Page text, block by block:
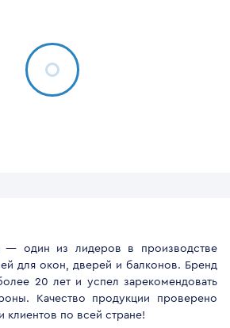
— один из лидеров в производстве
для окон, дверей и балконов. Бренд
20 лет и успел зарекомендовать
Качество продукции проверено
клиентов по всей стране!